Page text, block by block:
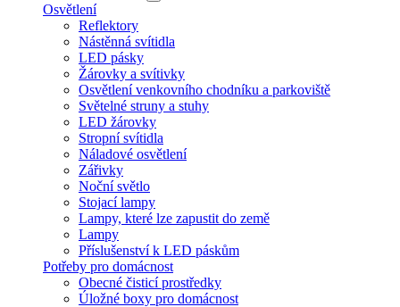
Osvětlení
Reflektory
Nástěnná svítidla
LED pásky
Žárovky a svítivky
Osvětlení venkovního chodníku a parkoviště
Světelné struny a stuhy
LED žárovky
Stropní svítidla
Náladové osvětlení
Zářivky
Noční světlo
Stojací lampy
Lampy, které lze zapustit do země
Lampy
Příslušenství k LED páskům
Potřeby pro domácnost
Obecné čisticí prostředky
Úložné boxy pro domácnost